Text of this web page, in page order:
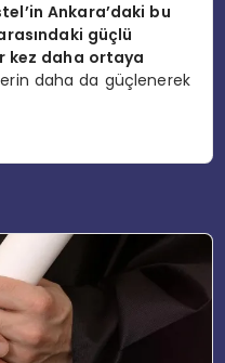
Ankara’daki bu
güçlü
kez daha ortaya
daha da güçlenerek